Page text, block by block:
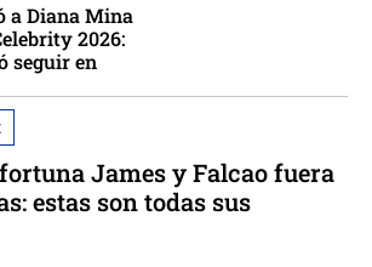
a Diana Mina
2026:
seguir en
James y Falcao fuera
estas son todas sus